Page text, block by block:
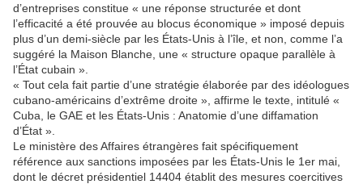
d’entreprises constitue « une réponse structurée et dont
l’efficacité a été prouvée au blocus économique » imposé depuis
plus d’un demi-siècle par les États-Unis à l’île, et non, comme l’a
suggéré la Maison Blanche, une « structure opaque parallèle à
l’État cubain ».
« Tout cela fait partie d’une stratégie élaborée par des idéologues
cubano-américains d’extrême droite », affirme le texte, intitulé «
Cuba, le GAE et les États-Unis : Anatomie d’une diffamation
d’État ».
Le ministère des Affaires étrangères fait spécifiquement
référence aux sanctions imposées par les États-Unis le 1er mai,
dont le décret présidentiel 14404 établit des mesures coercitives